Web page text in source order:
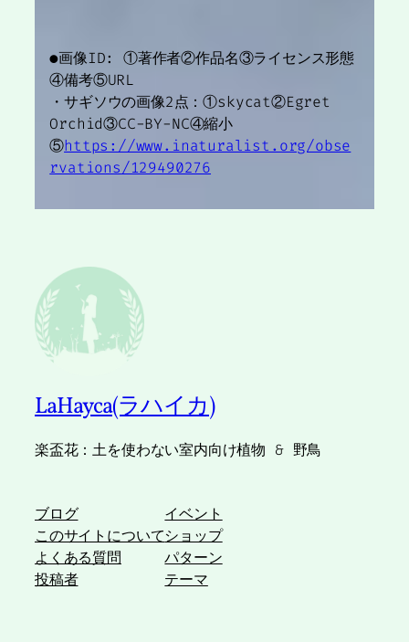
●画像ID: ①著作者②作品名③ライセンス形態
④備考⑤URL
・サギソウの画像2点：①skycat②Egret
Orchid③CC-BY-NC④縮小
⑤https://www.inaturalist.org/obse
rvations/129490276
LaHayca(ラハイカ)
楽盃花：土を使わない室内向け植物 & 野鳥
ブログ
このサイトについて
よくある質問
投稿者
イベント
ショップ
パターン
テーマ